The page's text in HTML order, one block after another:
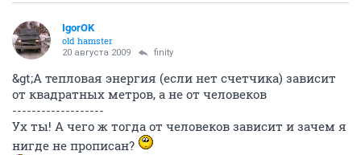
IgorOK
old hamster
20 августа 2009 finity
&gt;А тепловая энергия (если нет счетчика) зависит
от квадратных метров, а не от человеков
-------------------
Ух ты! А чего ж тогда от человеков зависит и зачем я
нигде не прописан?